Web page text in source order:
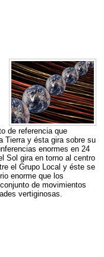
de referencia que
Tierra y ésta gira sobre su
enormes en 24
Sol gira en torno al centro
el Grupo Local y éste se
enorme que los
de movimientos
vertiginosas.